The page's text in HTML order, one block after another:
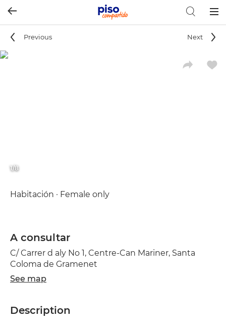
Previous Next
1/8
Habitación · Female only
A consultar
C/ Carrer d aly No 1, Centre-Can Mariner, Santa
Coloma de Gramenet
See map
Description